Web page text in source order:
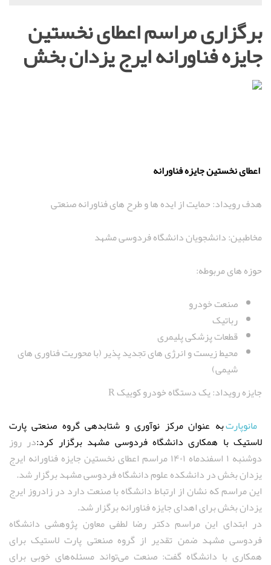
برگزاری مراسم اعطای نخستین
جایزه فناورانه ایرج یزدان بخش
اعطای نخستین جایزه فناورانه
هدف رویداد: حمایت از ایده ها و طرح های فناورانه صنعتی
مخاطبین: دانشجویان دانشگاه فردوسی مشهد
حوزه های مربوطه:
صنعت خودرو
رباتیک
قطعات پزشکی پلیمری
محیط زیست و انرژی های تجدید پذیر (با محوریت فناوری های
شیمی)
جایزه رویداد: یک دستگاه خودرو کوییک R
مانوپارتبه عنوان مرکز نوآوری و شتابدهی گروه صنعتی پارت
لاستیک با همکاری دانشگاه فردوسی مشهد برگزار کرد:در روز
دوشنبه ۱ اسفندماه ۱۴۰۱ مراسم اعطای نخستین جایزه فناورانه ایرج
یزدان بخش در دانشکده علوم دانشگاه فردوسی مشهد برگزار شد.
این مراسم که نشان از ارتباط دانشگاه با صنعت دارد در زادروز ایرج
یزدان بخش برای اهدای جایزه فناورانه برگزار شد.
در ابتدای این مراسم دکتر رضا لطفی معاون پژوهشی دانشگاه
فردوسی مشهد ضمن تقدیر از گروه صنعتی پارت لاستیک برای
همکاری با دانشگاه گفت: صنعت می‌تواند مسئله‌های خوبی برای